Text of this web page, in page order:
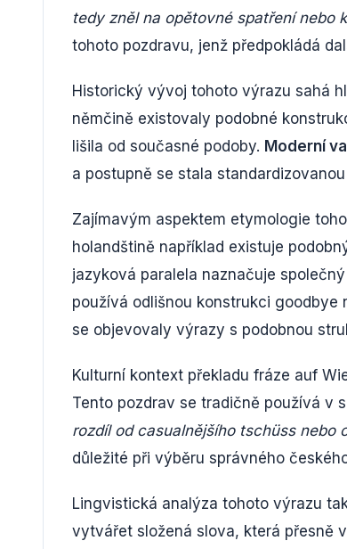
tedy zněl na opětovné spatření nebo
tohoto pozdravu, jenž předpokládá
Historický vývoj tohoto výrazu sahá
němčině existovaly podobné
lišila od současné podoby. Moderní
a postupně se stala
Zajímavým aspektem etymologie
holandštině například existuje
jazyková paralela naznačuje
používá odlišnou konstrukci
se objevovaly výrazy s podobnou
Kulturní kontext překladu fráze auf
Tento pozdrav se tradičně používá v
rozdíl od casualnějšího tschüss nebo
důležité při výběru správného
Lingvistická analýza tohoto výrazu
vytvářet složená slova, která přesně